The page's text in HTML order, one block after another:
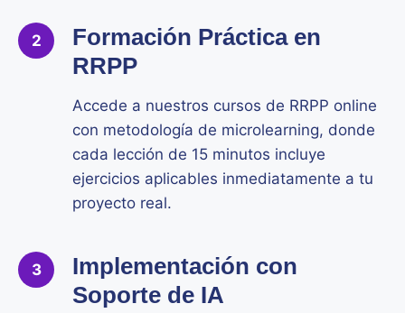
2
Formación Práctica en
RRPP
Accede a nuestros cursos de RRPP online
con metodología de microlearning, donde
cada lección de 15 minutos incluye
ejercicios aplicables inmediatamente a tu
proyecto real.
3
Implementación con
Soporte de IA